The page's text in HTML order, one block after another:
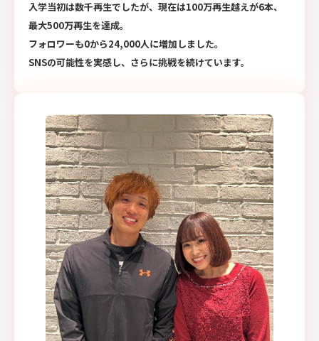
入学当初は数千再生でしたが、現在は100万再生越えが6本、
最大500万再生を達成。
フォロワーも0から24,000人に増加しました。
SNSの可能性を実感し、さらに挑戦を続けています。